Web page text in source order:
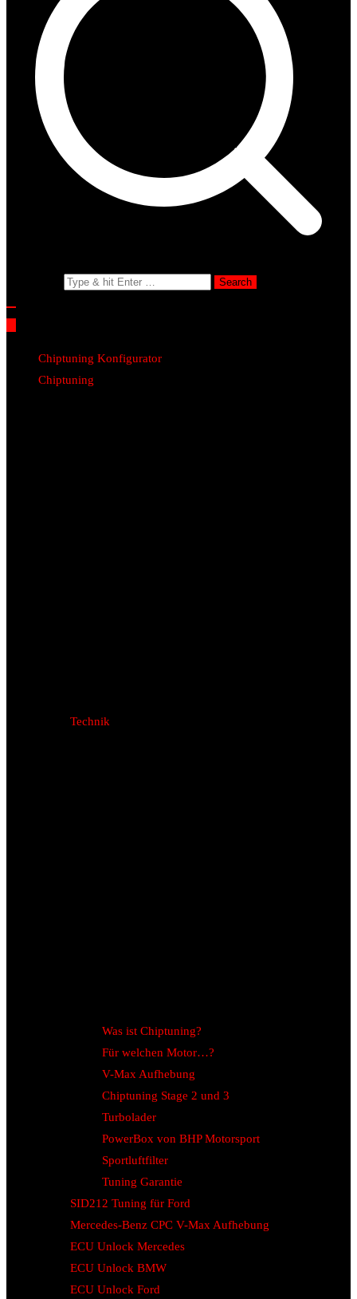
Chiptuning Konfigurator
Chiptuning
Technik
Was ist Chiptuning?
Für welchen Motor…?
V-Max Aufhebung
Chiptuning Stage 2 und 3
Turbolader
PowerBox von BHP Motorsport
Sportluftfilter
Tuning Garantie
SID212 Tuning für Ford
Mercedes-Benz CPC V-Max Aufhebung
ECU Unlock Mercedes
ECU Unlock BMW
ECU Unlock Ford